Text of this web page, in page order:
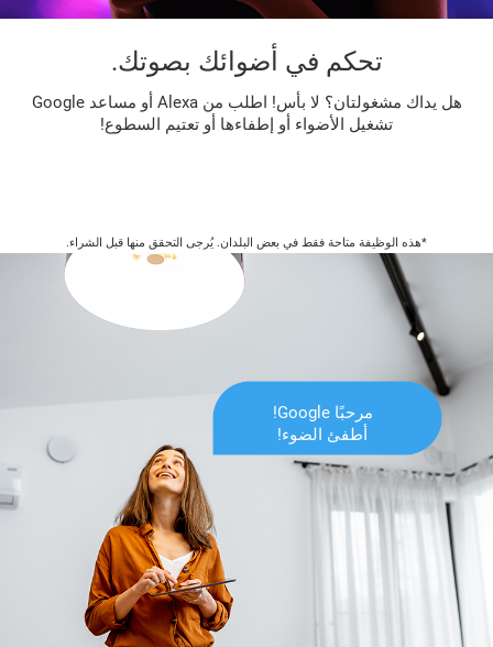
تحكم في أضوائك بصوتك.
هل يداك مشغولتان؟ لا بأس! اطلب من Alexa أو مساعد Google
تشغيل الأضواء أو إطفاءها أو تعتيم السطوع!
*هذه الوظيفة متاحة فقط في بعض البلدان. يُرجى التحقق منها قبل الشراء.
مرحبًا Google!
أطفئ الضوء!